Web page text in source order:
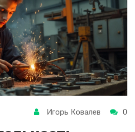
Игорь Ковалев 0